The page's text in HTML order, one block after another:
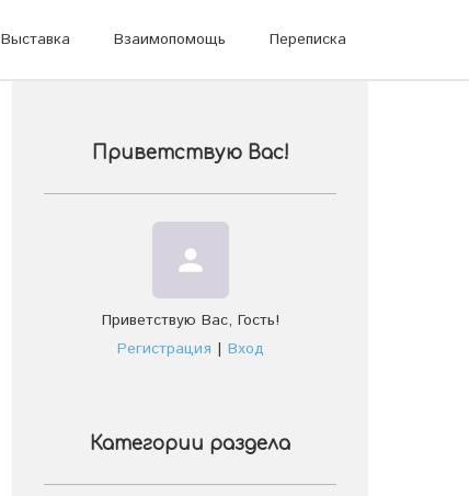
Выставка Взаимопомощь Переписка
Приветствую Вас!
person
Приветствую Вас, Гость!
Регистрация | Вход
Категории раздела